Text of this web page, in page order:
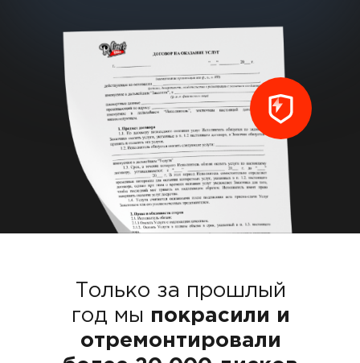
за прошлый
и отремонтировали
дисков
Только за прошлый
год мы покрасили и
отремонтировали